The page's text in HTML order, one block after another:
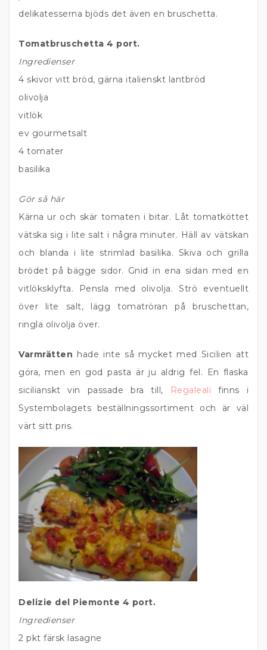
delikatesserna bjöds det även en bruschetta.
Tomatbruschetta 4 port.
Ingredienser
4 skivor vitt bröd, gärna italienskt lantbröd
olivolja
vitlök
ev gourmetsalt
4 tomater
basilika
Gör så här
Kärna ur och skär tomaten i bitar. Låt tomatköttet
vätska sig i lite salt i några minuter. Häll av vätskan
och blanda i lite strimlad basilika. Skiva och grilla
brödet på bägge sidor. Gnid in ena sidan med en
vitlöksklyfta. Pensla med olivolja. Strö eventuellt
över lite salt, lägg tomatröran på bruschettan,
ringla olivolja över.
Varmrätten hade inte så mycket med Sicilien att
göra, men en god pasta är ju aldrig fel. En flaska
sicilianskt vin passade bra till,
Regaleali finns i
Systembolagets beställningssortiment och är väl
värt sitt pris.
Delizie del Piemonte 4 port.
Ingredienser
2 pkt färsk lasagne